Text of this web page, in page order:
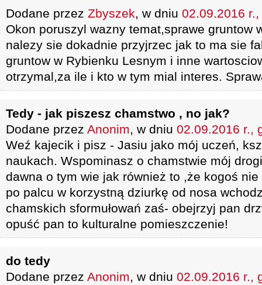
Dodane przez Zbyszek, w dniu 02.09.2016
Okon poruszyl wazny temat,sprawe gruntow
nalezy sie dokadnie przyjrzec jak to ma sie
gruntow w Rybienku Lesnym i inne
otrzymal,za ile i kto w tym mial interes.
Tedy - jak piszesz chamstwo , no jak?
Dodane przez Anonim, w dniu 02.09.2016 r.,
Weź kajecik i pisz - Jasiu jako mój uczeń,
naukach. Wspominasz o chamstwie mój
dawna o tym wie jak również to ,że kogoś nie
po palcu w korzystną dziurkę od nosa
chamskich sformułowań zaś- obejrzyj pan
opuść pan to kulturalne pomieszczenie!
do tedy
Dodane przez Anonim, w dniu 02.09.2016 r.,